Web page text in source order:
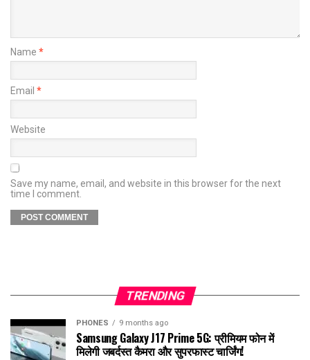
Name *
Email *
Website
Save my name, email, and website in this browser for the next
time I comment.
TRENDING
PHONES 9 months ago
Samsung Galaxy J17 Prime 5G: प्रीमियम फोन में
मिलेगी जबर्दस्त कैमरा और सुपरफास्ट चार्जिंग!